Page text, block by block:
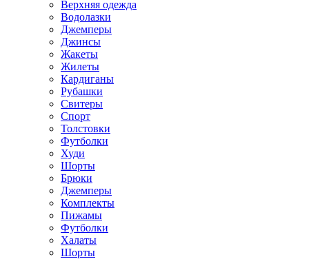
Верхняя одежда
Водолазки
Джемперы
Джинсы
Жакеты
Жилеты
Кардиганы
Рубашки
Свитеры
Спорт
Толстовки
Футболки
Худи
Шорты
Брюки
Джемперы
Комплекты
Пижамы
Футболки
Халаты
Шорты